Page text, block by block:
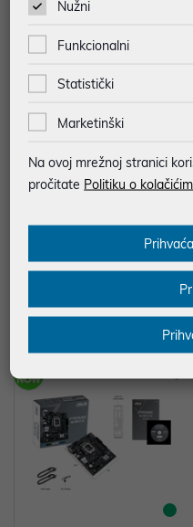
Matična ploča Gigabyte X870 G
AMING WIFI6, AMD X870,
279,00 €
PROMO KOD
Tip memorije: DDR5
Nužni
Funkcionalni
Statistički
Marketinški
Na ovoj mrežnoj stranici
pročitate Politiku o